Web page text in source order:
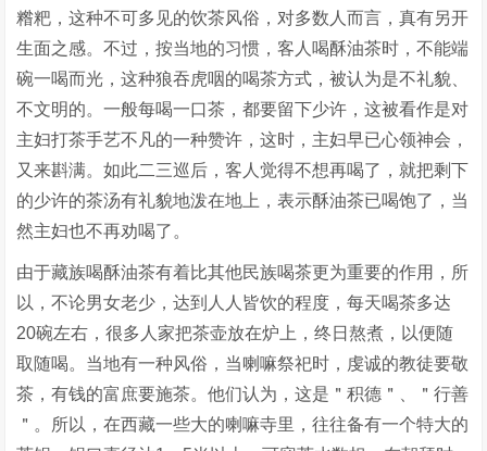
糌粑，这种不可多见的饮茶风俗，对多数人而言，真有另开
生面之感。不过，按当地的习惯，客人喝酥油茶时，不能端
碗一喝而光，这种狼吞虎咽的喝茶方式，被认为是不礼貌、
不文明的。一般每喝一口茶，都要留下少许，这被看作是对
主妇打茶手艺不凡的一种赞许，这时，主妇早已心领神会，
又来斟满。如此二三巡后，客人觉得不想再喝了，就把剩下
的少许的茶汤有礼貌地泼在地上，表示酥油茶已喝饱了，当
然主妇也不再劝喝了。
由于藏族喝酥油茶有着比其他民族喝茶更为重要的作用，所
以，不论男女老少，达到人人皆饮的程度，每天喝茶多达
20碗左右，很多人家把茶壶放在炉上，终日熬煮，以便随
取随喝。当地有一种风俗，当喇嘛祭祀时，虔诚的教徒要敬
茶，有钱的富庶要施茶。他们认为，这是＂积德＂、＂行善
＂。所以，在西藏一些大的喇嘛寺里，往往备有一个特大的